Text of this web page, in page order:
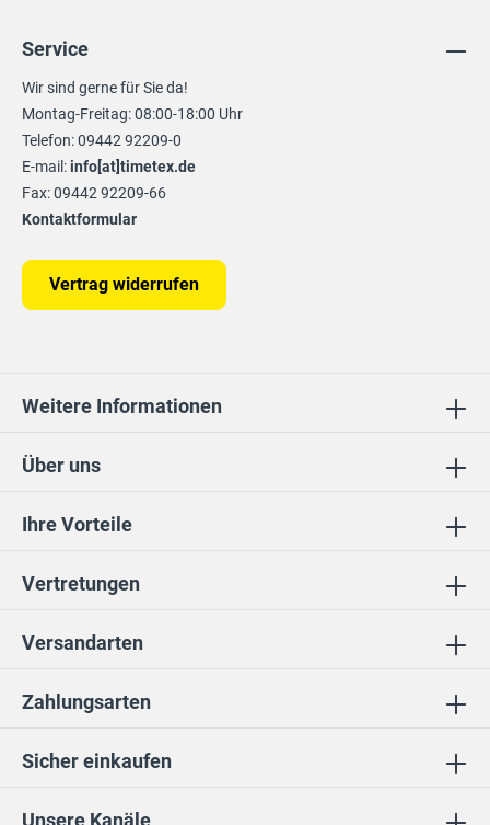
Unsere Kanäle
Ihre Vorteile
Vertretungen
Sicher einkaufen
Über uns
Service
Wir sind gerne für Sie da!
Montag-Freitag: 08:00-18:00 Uhr
Telefon: 09442 92209-0
E-mail:info[at]timetex.de
Fax: 09442 92209-66
Kontaktformular
Vertrag widerrufen
Weitere Informationen
Zahlungsarten
Versandarten